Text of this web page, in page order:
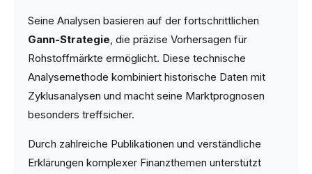
Seine Analysen basieren auf der fortschrittlichen
Gann-Strategie, die präzise Vorhersagen für
Rohstoffmärkte ermöglicht. Diese technische
Analysemethode kombiniert historische Daten mit
Zyklusanalysen und macht seine Marktprognosen
besonders treffsicher.
Durch zahlreiche Publikationen und verständliche
Erklärungen komplexer Finanzthemen unterstützt